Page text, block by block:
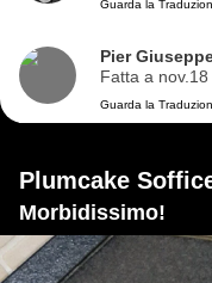
Guarda la
Pier
Fatta a
Guarda la
Plumcake
Morbidissimo!